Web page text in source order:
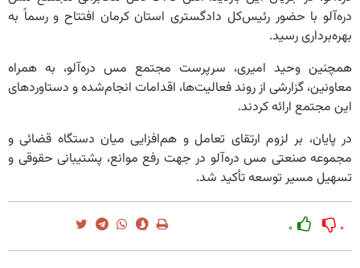
دره‌آلو با حضور رئیس‌کل دادگستری استان کرمان افتتاح و رسماً به
بهره‌برداری رسید.
همچنین وحید امیری، سرپرست مجتمع مس دره‌آلو، به همراه
معاونین، گزارشی از روند فعالیت‌ها، اقدامات انجام‌شده و دستاوردهای
این مجتمع ارائه کردند.
در پایان، بر لزوم ارتقای تعامل و هم‌افزایی میان دستگاه قضائی و
مجموعه صنعتی مس دره‌آلو در جهت رفع موانع، پشتیبانی حقوقی و
تسهیل مسیر توسعه تأکید شد.
۰ ۰